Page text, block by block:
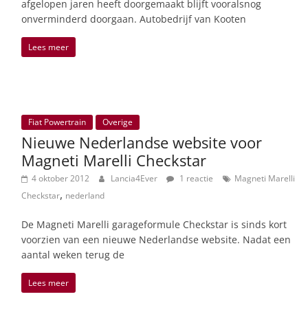
afgelopen jaren heeft doorgemaakt blijft vooralsnog
onverminderd doorgaan. Autobedrijf van Kooten
Lees meer
Fiat Powertrain Overige
Nieuwe Nederlandse website voor
Magneti Marelli Checkstar
4 oktober 2012 Lancia4Ever 1 reactie
Magneti Marelli
Checkstar, nederland
De Magneti Marelli garageformule Checkstar is sinds kort
voorzien van een nieuwe Nederlandse website. Nadat een
aantal weken terug de
Lees meer